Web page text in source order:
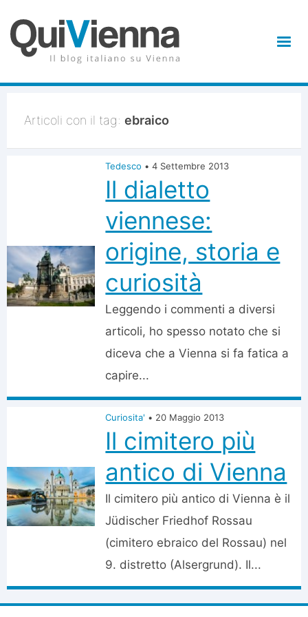
Articoli con il tag: ebraico
Tedesco • 4 Settembre 2013
Il dialetto
viennese:
origine, storia e
curiosità
Leggendo i commenti a diversi
articoli, ho spesso notato che si
diceva che a Vienna si fa fatica a
capire...
Curiosita' • 20 Maggio 2013
Il cimitero più
antico di Vienna
Il cimitero più antico di Vienna è il
Jüdischer Friedhof Rossau
(cimitero ebraico del Rossau) nel
9. distretto (Alsergrund). Il...